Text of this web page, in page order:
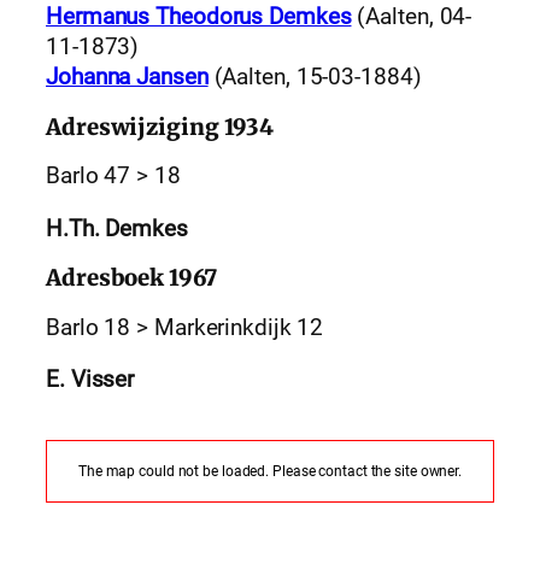
Hermanus Theodorus Demkes(Aalten, 04-
11-1873)
Johanna Jansen(Aalten, 15-03-1884)
Adreswijziging 1934
Barlo 47 > 18
H.Th. Demkes
Adresboek 1967
Barlo 18 > Markerinkdijk 12
E. Visser
The map could not be loaded. Please contact the site owner.